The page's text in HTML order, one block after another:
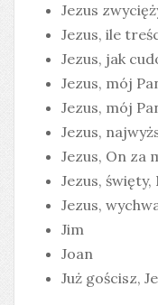
Jezus
Jezus, ile
Jezus, jak
Jezus, mój
Jezus, mój
Jezus,
Jezus, On za
Jezus,
Jezus,
Jim
Joan
Już gościsz,